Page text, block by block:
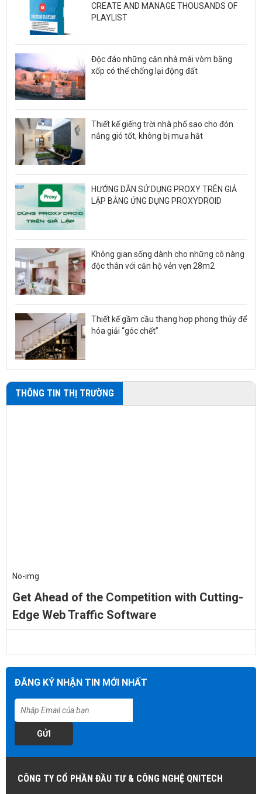
CREATE AND MANAGE THOUSANDS OF
PLAYLIST
Độc đáo những căn nhà mái vòm bằng
xốp có thể chống lại động đất
Thiết kế giếng trời nhà phố sao cho đón
nắng gió tốt, không bị mưa hắt
HƯỚNG DẪN SỬ DỤNG PROXY TRÊN GIẢ
LẬP BẰNG ỨNG DỤNG PROXYDROID
Không gian sống dành cho những cô nàng
độc thân với căn hộ vẻn vẹn 28m2
Thiết kế gầm cầu thang hợp phong thủy để
hóa giải “góc chết”
THÔNG TIN THỊ TRƯỜNG
No-img
Get Ahead of the Competition with Cutting-
Edge Web Traffic Software
ĐĂNG KÝ NHẬN TIN MỚI NHẤT
GỬI
CÔNG TY CỔ PHẦN ĐẦU TƯ & CÔNG NGHỆ QNITECH